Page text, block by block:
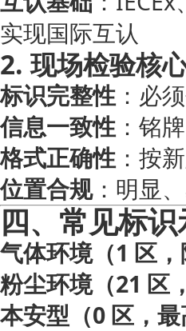
实现国际互认
2. 现场检验核
标识完整性 ：必
信息一致性 ：铭
格式正确性 ：按
位置合规：明显
四、常见标
气体环境（1 区，
粉尘环境（21 区
本安型（0 区，最